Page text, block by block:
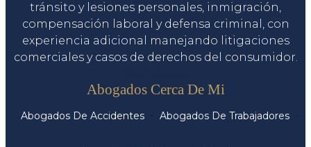
tránsito y lesiones personales, inmigración,
compensación laboral y defensa criminal, con
experiencia adicional manejando litigaciones
comerciales y casos de derechos del consumidor.
Abogados Cerca De Mi
Abogados De Accidentes Abogados De Trabajadores